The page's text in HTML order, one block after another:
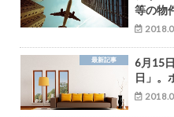
等の物
最新記事
6月15
日」。